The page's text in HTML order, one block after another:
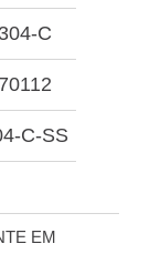
C
C-SS
EM